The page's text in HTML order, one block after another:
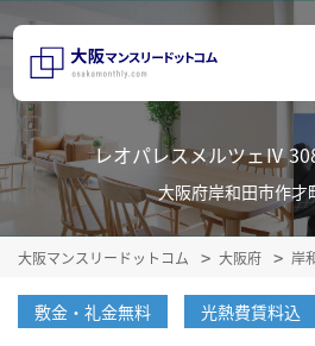
レオパレスメルツェⅣ
大阪府岸和田市作才
大阪マンスリードットコム 大阪府 岸
敷金・礼金無料 光熱費賃料込